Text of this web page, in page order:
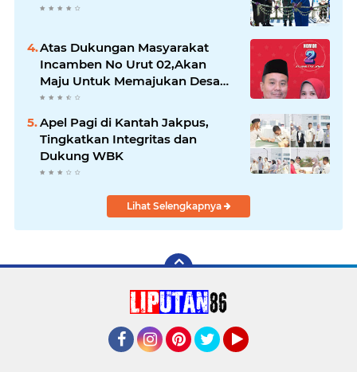
Atas Dukungan Masyarakat
Incamben No Urut 02,Akan
Maju Untuk Memajukan Desa
Tegal Kunir Kidul
Apel Pagi di Kantah Jakpus,
Tingkatkan Integritas dan
Dukung WBK
Lihat Selengkapnya